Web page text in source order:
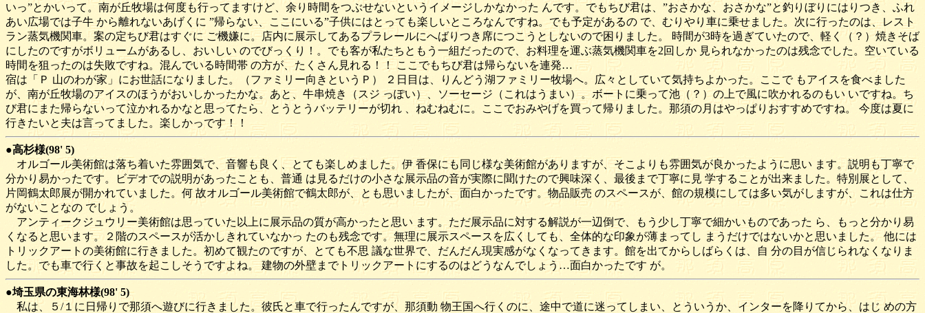
いっ”とかいって。南が丘牧場は何度も行ってますけど、余り時間をつぶせないというイメージしかなかった んです。でもちび君は、”おさかな、おさかな”と釣りぼりにはりつき、ふれ
あい広場では子牛 から離れないあげくに ”帰らない、ここにいる”子供にはとっても楽しいところなんですね。でも予定があるの で、むりやり車に乗せました。次に行ったのは、レスト
ラン蒸気機関車。案の定ちび君はすぐに ご機嫌に。店内に展示してあるプラレールにへばりつき席につこうとしないので困りました。 時間が3時を過ぎていたので、軽く（？）焼きそば
にしたのですがボリュームがあるし、おいしい のでびっくり！。でも客が私たちともう一組だったので、お料理を運ぶ蒸気機関車を2回しか 見られなかったのは残念でした。空いている
時間を狙ったのは失敗ですね。混んでいる時間帯 の方が、たくさん見れる！！ ここでもちび君は帰らないを連発…
宿は「Ｐ 山のわが家」にお世話になりました。（ファミリー向きというＰ） ２日目は、りんどう湖ファミリー牧場へ。広々としていて気持ちよかった。ここで もアイスを食べました
が、南が丘牧場のアイスのほうがおいしかったかな。あと、牛串焼き（スジ っぽい）、ソーセージ（これはうまい）。ボートに乗って池（？）の上で風に吹かれるのもい いですね。ち
び君にまた帰らないって泣かれるかなと思ってたら、とうとうバッテリーが切れ 、ねむねむに。ここでおみやげを買って帰りました。那須の月はやっぱりおすすめですね。 今度は夏に
行きたいと夫は言ってました。楽しかっです！！
●高杉様(98' 5)
オルゴール美術館は落ち着いた雰囲気で、音響も良く、とても楽しめました。伊 香保にも同じ様な美術館がありますが、そこよりも雰囲気が良かったように思い ます。説明も丁寧で
分かり易かったです。ビデオでの説明があったことも、普通 は見るだけの小さな展示品の音が実際に聞けたので興味深く、最後まで丁寧に見 学することが出来ました。特別展として、
片岡鶴太郎展が開かれていました。何 故オルゴール美術館で鶴太郎が、とも思いましたが、面白かったです。物品販売 のスペースが、館の規模にしては多い気がしますが、これは仕方
がないことなの でしょう。
アンティークジュウリー美術館は思っていた以上に展示品の質が高かったと思い ます。ただ展示品に対する解説が一辺倒で、もう少し丁寧で細かいものであった ら、もっと分かり易
くなると思います。２階のスペースが活かしきれていなかっ たのも残念です。無理に展示スペースを広くしても、全体的な印象が薄まってし まうだけではないかと思いました。 他には
トリックアートの美術館に行きました。初めて観たのですが、とても不思 議な世界で、だんだん現実感がなくなってきます。館を出てからしばらくは、自 分の目が信じられなくなりま
した。でも車で行くと事故を起こしそうですよね。 建物の外壁までトリックアートにするのはどうなんでしょう…面白かったです が。
●埼玉県の東海林様(98' 5)
私は、５/１に日帰りで那須へ遊びに行きました。彼氏と車で行ったんですが、那須動 物王国へ行くのに、途中で道に迷ってしまい、とういうか、インターを降りてから、はじ めの方